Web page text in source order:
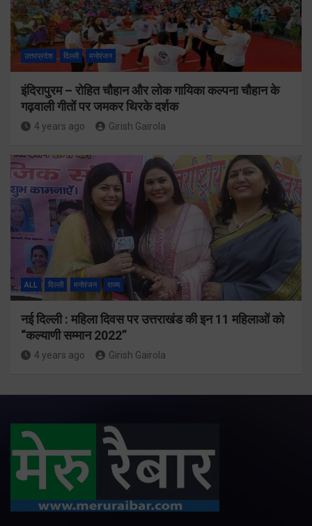
उत्तरप्रदेश दिल्ली मनोरंजन
इंदिरापुरम – रोहित चौहान और लोक गायिका कल्पना चौहान के
गढ़वाली गीतों पर जमकर थिरके दर्शक
4 years ago Girish Gairola
ALL दिल्ली मनोरंजन राज्य
नई दिल्ली : महिला दिवस पर उत्तराखंड की इन 11 महिलाओं को
“कल्याणी सम्मान 2022”
4 years ago Girish Gairola